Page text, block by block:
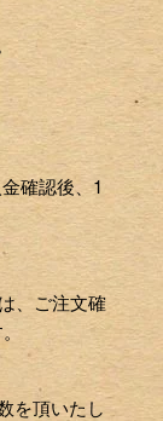
確認後、1
、ご注文確
を頂いたし